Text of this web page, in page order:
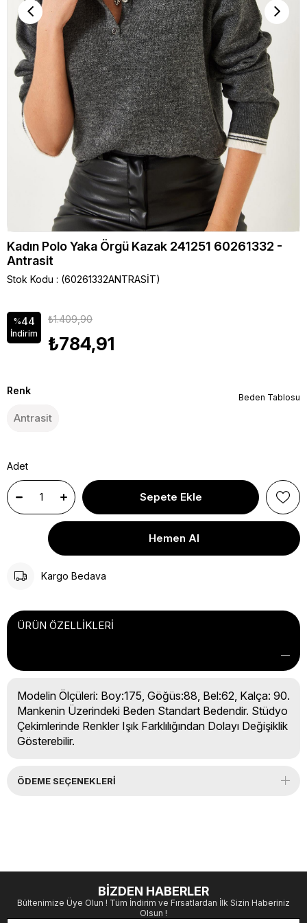
Kadın Polo Yaka Örgü Kazak 241251 60261332 -
Antrasit
Stok Kodu (60261332ANTRASİT)
%44
İndirim
₺1.409,90
₺784,91
Renk
Antrasit
Beden Tablosu
Adet
Kargo Bedava
ÜRÜN ÖZELLIKLERI
Modelin Ölçüleri: Boy:175, Göğüs:88, Bel:62, Kalça: 90.
Mankenin Üzerindeki Beden Standart Bedendir. Stüdyo
Çekimlerinde Renkler Işık Farklılığından Dolayı Değişiklik
Gösterebilir.
ÖDEME SEÇENEKLERI
BİZDEN HABERLER
Bültenimize Üye Olun ! Tüm İndirim ve Fırsatlardan İlk Sizin Haberiniz
Olsun !